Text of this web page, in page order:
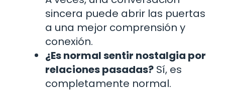
sincera puede abrir las puertas
a una mejor comprensión y
conexión.
¿Es normal sentir nostalgia por
relaciones pasadas? Sí, es
completamente normal.